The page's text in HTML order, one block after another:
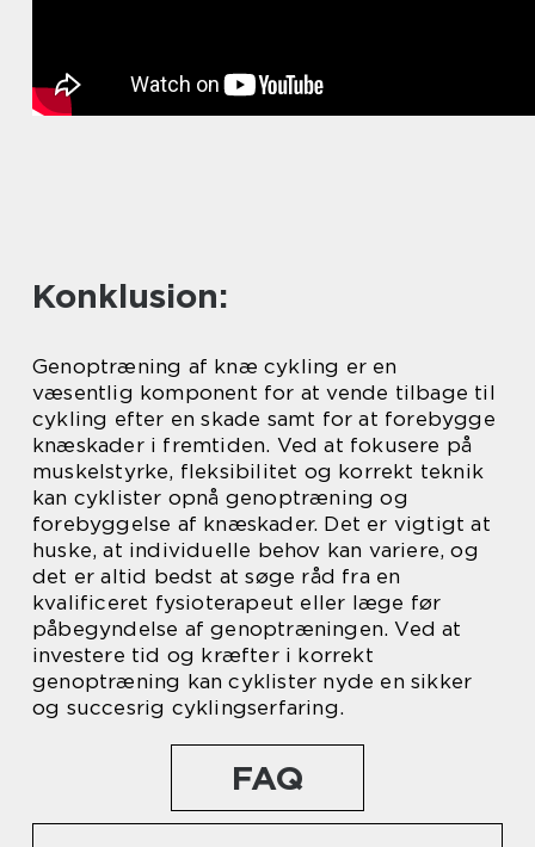
Konklusion:
Genoptræning af knæ cykling er en
væsentlig komponent for at vende tilbage til
cykling efter en skade samt for at forebygge
knæskader i fremtiden. Ved at fokusere på
muskelstyrke, fleksibilitet og korrekt teknik
kan cyklister opnå genoptræning og
forebyggelse af knæskader. Det er vigtigt at
huske, at individuelle behov kan variere, og
det er altid bedst at søge råd fra en
kvalificeret fysioterapeut eller læge før
påbegyndelse af genoptræningen. Ved at
investere tid og kræfter i korrekt
genoptræning kan cyklister nyde en sikker
og succesrig cyklingserfaring.
FAQ